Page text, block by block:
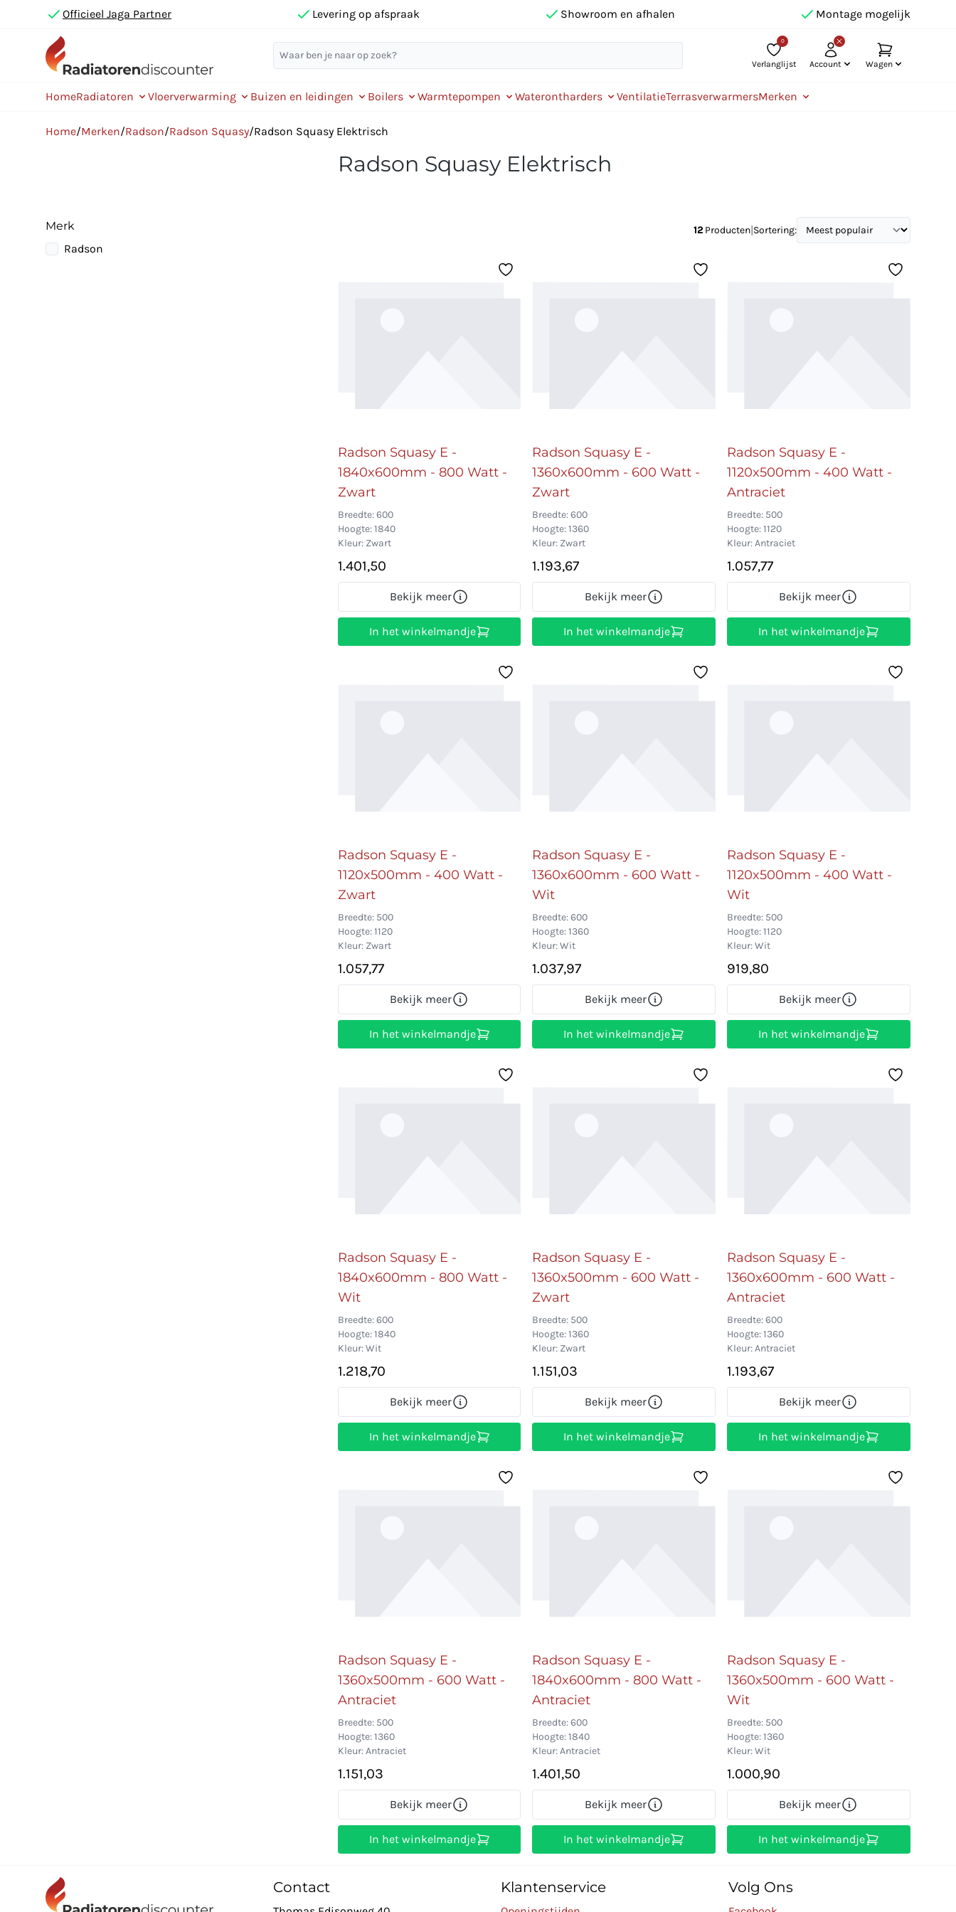
Officieel Jaga Partner Levering op afspraak Showroom en afhalen Montage mogelijk
0
Verlanglijst Account Wagen
HomeRadiatoren Vloerverwarming Buizen en leidingen Boilers Warmtepompen Waterontharders VentilatieTerrasverwarmersMerken
Home/Merken/Radson/Radson Squasy/Radson Squasy Elektrisch
Radson Squasy Elektrisch
Merk
Radson
12 Producten|Sortering:
Radson Squasy E -
1840x600mm - 800 Watt -
Zwart
Breedte: 600
Hoogte: 1840
Kleur: Zwart
1.401,50
Bekijk meer
In het winkelmandje
Radson Squasy E -
1360x600mm - 600 Watt -
Zwart
Breedte: 600
Hoogte: 1360
Kleur: Zwart
1.193,67
Bekijk meer
In het winkelmandje
Radson Squasy E -
1120x500mm - 400 Watt -
Antraciet
Breedte: 500
Hoogte: 1120
Kleur: Antraciet
1.057,77
Bekijk meer
In het winkelmandje
Radson Squasy E -
1120x500mm - 400 Watt -
Zwart
Breedte: 500
Hoogte: 1120
Kleur: Zwart
1.057,77
Bekijk meer
In het winkelmandje
Radson Squasy E -
1360x600mm - 600 Watt -
Wit
Breedte: 600
Hoogte: 1360
Kleur: Wit
1.037,97
Bekijk meer
In het winkelmandje
Radson Squasy E -
1120x500mm - 400 Watt -
Wit
Breedte: 500
Hoogte: 1120
Kleur: Wit
919,80
Bekijk meer
In het winkelmandje
Radson Squasy E -
1840x600mm - 800 Watt -
Wit
Breedte: 600
Hoogte: 1840
Kleur: Wit
1.218,70
Bekijk meer
In het winkelmandje
Radson Squasy E -
1360x500mm - 600 Watt -
Zwart
Breedte: 500
Hoogte: 1360
Kleur: Zwart
1.151,03
Bekijk meer
In het winkelmandje
Radson Squasy E -
1360x600mm - 600 Watt -
Antraciet
Breedte: 600
Hoogte: 1360
Kleur: Antraciet
1.193,67
Bekijk meer
In het winkelmandje
Radson Squasy E -
1360x500mm - 600 Watt -
Antraciet
Breedte: 500
Hoogte: 1360
Kleur: Antraciet
1.151,03
Bekijk meer
In het winkelmandje
Radson Squasy E -
1840x600mm - 800 Watt -
Antraciet
Breedte: 600
Hoogte: 1840
Kleur: Antraciet
1.401,50
Bekijk meer
In het winkelmandje
Radson Squasy E -
1360x500mm - 600 Watt -
Wit
Breedte: 500
Hoogte: 1360
Kleur: Wit
1.000,90
Bekijk meer
In het winkelmandje
Contact Klantenservice Volg Ons